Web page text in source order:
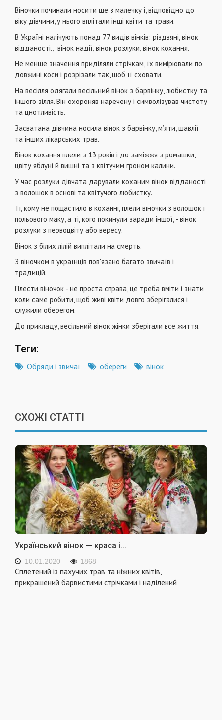
Віночки починали носити ще з малечку і, відповідно до
віку дівчини, у нього вплітали інші квіти та трави.
В Україні налічують понад 77 видів вінків: різдвяні, вінок
відданості., вінок надії, вінок розлуки, вінок кохання.
Не менше значення приділяли стрічкам, їх вимірювали по
довжині коси і розрізали так, щоб її сховати.
На весілля одягали весільний вінок з барвінку, любистку та
іншого зілля. Він охороняв наречену і символізував чистоту
та цнотливість.
Засватана дівчина носила вінок з барвінку, м’яти, шавлії
та інших лікарських трав.
Вінок кохання плели з 13 років і до заміжжя з ромашки,
цвіту яблуні й вишні та з квітучим гроном калини.
У час розлуки дівчата дарували коханим вінок відданості
з волошок в основі та квітучого любистку.
Ті, кому не пощастило в коханні, плели віночки з волошок і
польового маку, а ті, кого покинули заради іншої, - вінок
розлуки з первоцвіту або вересу.
Вінок з білих лілій виплітали на смерть.
З віночком в українців пов'язано багато звичаїв і
традицій.
Плести віночок - не проста справа, це треба вміти і знати
коли саме робити, щоб живі квіти довго зберігалися і
служили оберегом.
До прикладу, весільний вінок жінки зберігали все життя.
Теги:
Обряди і звичаї обереги вінок
СХОЖІ СТАТТІ
Український вінок — краса і...
10.01.2020 1868
Сплетений із пахучих трав та ніжних квітів,
прикрашений барвистими стрічками і наділений